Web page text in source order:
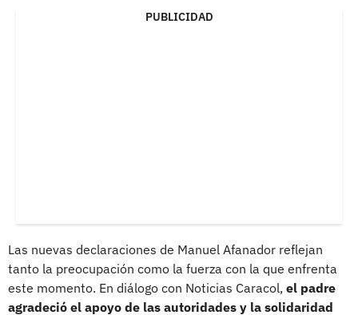
PUBLICIDAD
Las nuevas declaraciones de Manuel Afanador reflejan
tanto la preocupación como la fuerza con la que enfrenta
este momento. En diálogo con Noticias Caracol, el padre
agradeció el apoyo de las autoridades y la solidaridad